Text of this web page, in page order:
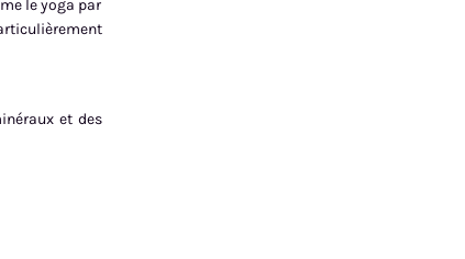
le yoga par
et des